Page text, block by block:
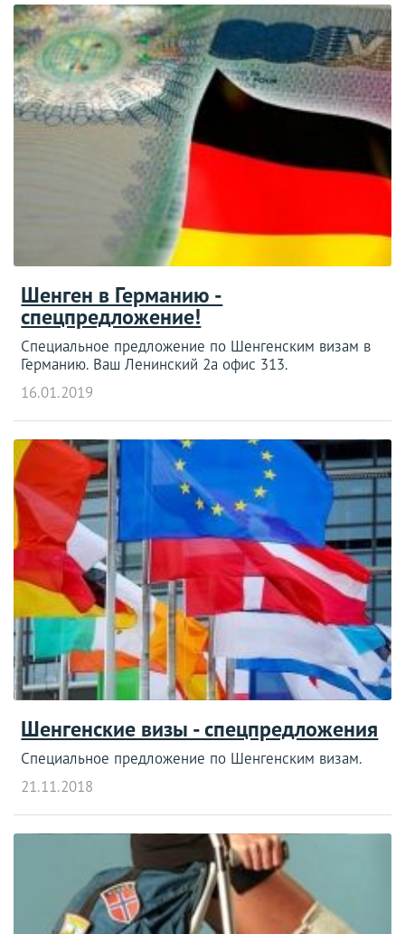
Шенген в Германию -
спецпредложение!
Специальное предложение по Шенгенским визам в
Германию. Ваш Ленинский 2а офис 313.
16.01.2019
Шенгенские визы - спецпредложения
Специальное предложение по Шенгенским визам.
21.11.2018